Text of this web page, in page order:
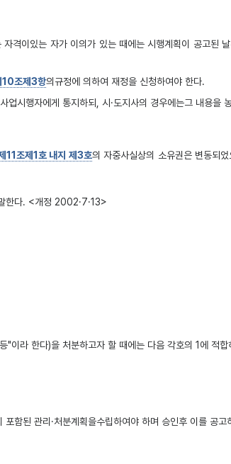
격이있는 자가 이의가 있는 때에는 시행계획이 공고된
10조제3항의규정에 의하여 재정을 신청하여야 한다.
시행자에게 통지하되, 시·도지사의 경우에는그 내용
11조제1호 내지 제3호의 자중사실상의 소유권은 변동되
한다. <개정 2002·7·13>
"이라 한다)을 처분하고자 할 때에는 다음 각호의 1에 적
함된 관리·처분계획을수립하여야 하며 승인후 이를 공